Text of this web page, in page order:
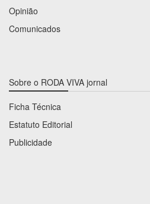
Opinião
Comunicados
Sobre o RODA VIVA jornal
Ficha Técnica
Estatuto Editorial
Publicidade